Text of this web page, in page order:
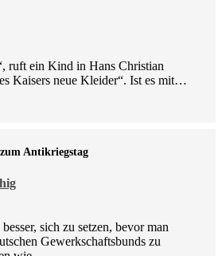
ruft ein Kind in Hans Christian
Kaisers neue Kleider“. Ist es mit…
Antikriegstag
sich zu setzen, bevor man
Gewerkschaftsbunds zu